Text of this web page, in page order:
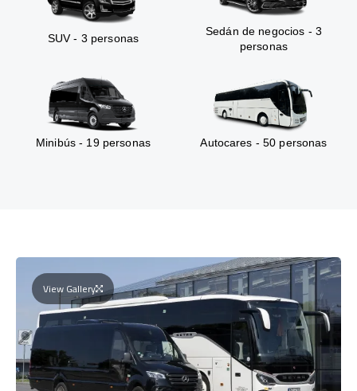
SUV - 3 personas
Sedán de negocios - 3
personas
Minibús - 19 personas Autocares - 50 personas
View Gallery